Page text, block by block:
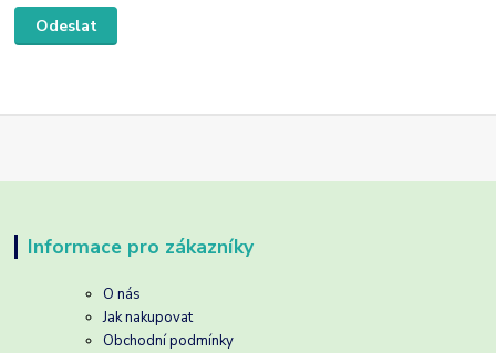
Informace pro zákazníky
O nás
Jak nakupovat
Obchodní podmínky